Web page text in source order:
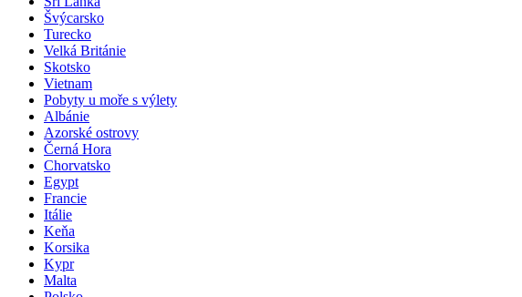
Švýcarsko
Turecko
Velká Británie
Skotsko
Vietnam
Pobyty u moře s výlety
Albánie
Azorské ostrovy
Černá Hora
Chorvatsko
Egypt
Francie
Itálie
Keňa
Korsika
Kypr
Malta